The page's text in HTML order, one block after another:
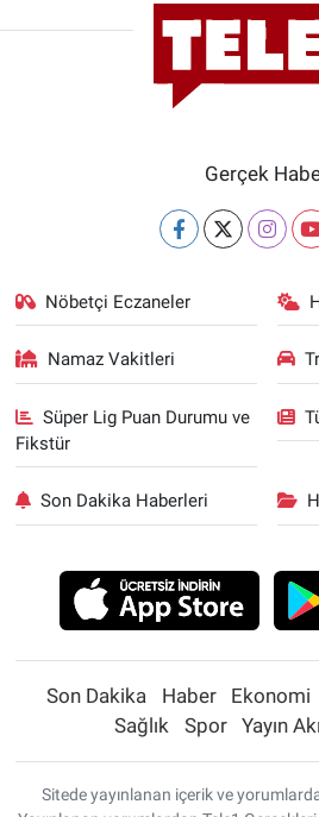
Gerçek
Nöbetçi Eczaneler
Namaz Vakitleri
Süper Lig Puan Durumu ve
Fikstür
Son Dakika Haberleri
Son Dakika Haber Ekonomi
Sağlık
Spor Yayın
Sitede yayınlanan içerik ve